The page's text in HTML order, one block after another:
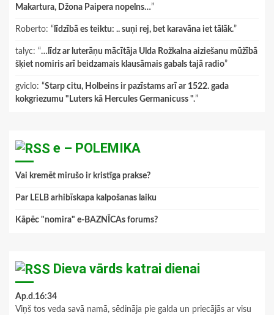
Makartura, Džona Paipera nopelns…”
Roberto: “ līdzībā es teiktu: .. suņi rej, bet karavāna iet tālāk.”
talyc: “…līdz ar luterāņu mācītāja Ulda Rožkalna aiziešanu mūžībā
šķiet nomiris arī beidzamais klausāmais gabals tajā radio”
gviclo: “Starp citu, Holbeins ir pazīstams arī ar 1522. gada
kokgriezumu "Luters kā Hercules Germanicuss ".”
e – POLEMIKA
Vai kremēt mirušo ir kristīga prakse?
Par LELB arhibīskapa kalpošanas laiku
Kāpēc "nomira" e-BAZNĪCAs forums?
Dieva vārds katrai dienai
Ap.d.16:34
Viņš tos veda savā namā, sēdināja pie galda un priecājās ar visu